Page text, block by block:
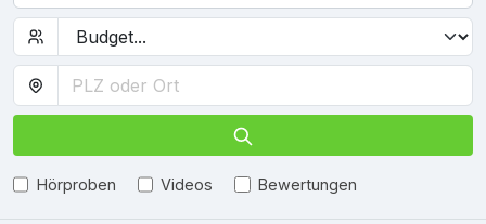
Hörproben Videos Bewertungen